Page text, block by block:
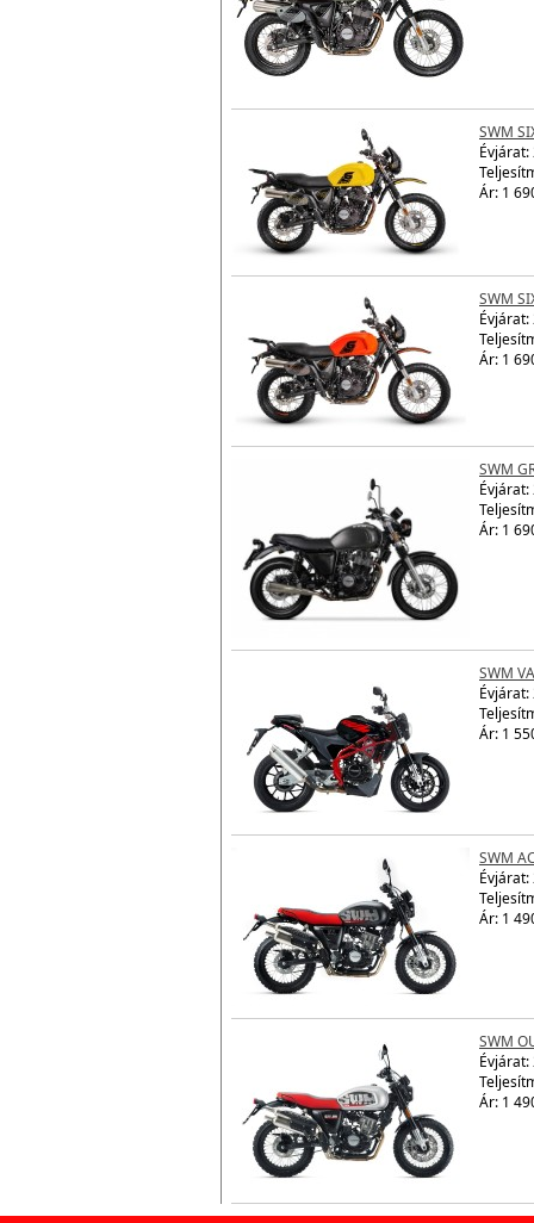
SWM
Évjárat:
Ár: 1
SWM
Évjárat:
Ár: 1
SWM
Évjárat:
Ár: 1
SWM
Évjárat:
Ár: 1
SWM
Évjárat:
Ár: 1
SWM
Évjárat:
Ár: 1